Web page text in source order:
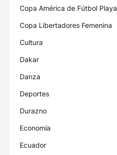
Copa América de Fútbol Playa
Copa Libertadores Femenina
Cultura
Dakar
Danza
Deportes
Durazno
Economía
Ecuador